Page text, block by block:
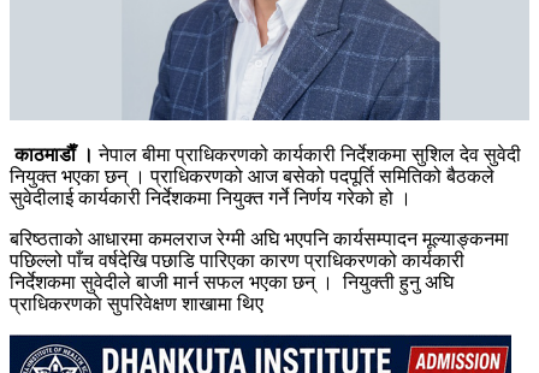
काठमाडाैँ ।नेपाल बीमा प्राधिकरणको कार्यकारी निर्देशकमा सुशिल देव सुवेदी
नियुक्त भएका छन् । प्राधिकरणको आज बसेको पदपूर्ति समितिको बैठकले
सुवेदीलाई कार्यकारी निर्देशकमा नियुक्त गर्ने निर्णय गरेको हो ।
बरिष्ठताको आधारमा कमलराज रेग्मी अघि भएपनि कार्यसम्पादन मूल्याङ्कनमा
पछिल्लो पाँच वर्षदेखि पछाडि पारिएका कारण प्राधिकरणको कार्यकारी
निर्देशकमा सुवेदीले बाजी मार्न सफल भएका छन् । नियुक्ती हुनु अघि
प्राधिकरणकाे सुपरिवेक्षण शाखामा थिए